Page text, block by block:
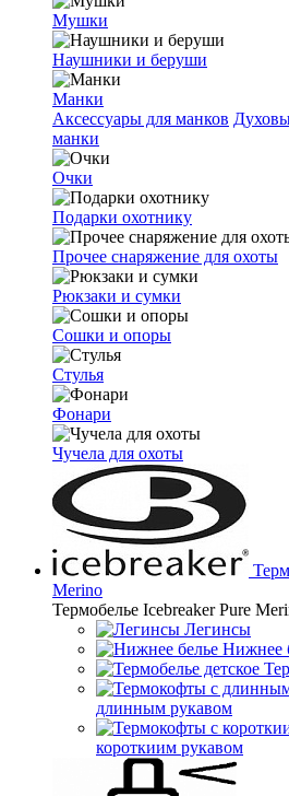
Мушки
Наушники и беруши
Манки
Аксессуары для манков
манки
Очки
Подарки охотнику
Прочее снаряжение для охоты
Рюкзаки и сумки
Сошки и опоры
Стулья
Фонари
Чучела для охоты
Merino
Термобелье Icebreaker Pure
Легинсы
Нижнее
длинным рукавом
короткиим рукавом